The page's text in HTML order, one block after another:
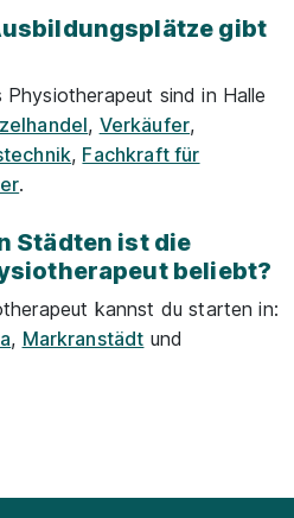
gibt
sind in Halle
, Verkäufer,
, Fachkraft für
.
Städten ist die
beliebt?
kannst du starten in:
, Markranstädt und